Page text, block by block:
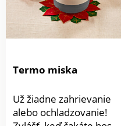
Termo miska
Už žiadne zahrievanie
alebo ochladzovanie!